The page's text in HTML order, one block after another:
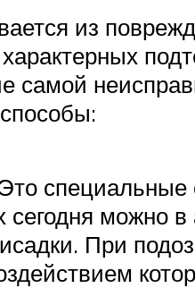
из
самой
специальные
можно
При